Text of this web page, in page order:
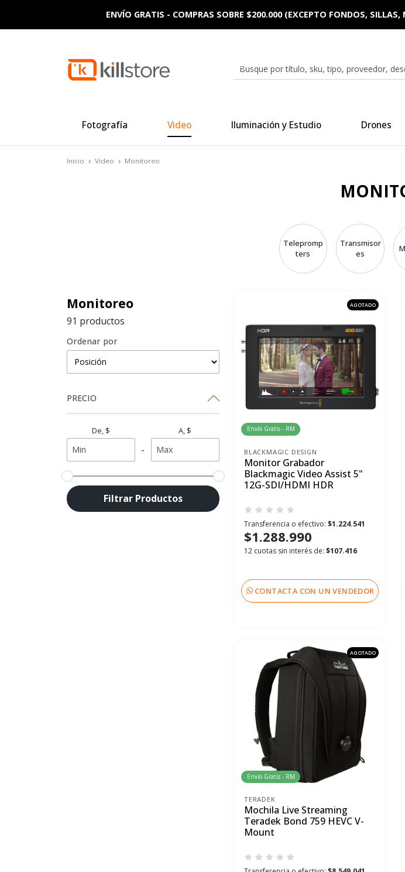
Fotografía Video Iluminación y Estudio Drones
ENVÍO GRATIS - COMPRAS SOBRE $200.000 (EXCEPTO FONDOS,
Inicio Video Monitoreo
Telepromp
ters
Transmisor
es
Monitoreo
91 productos
Ordenar por
PRECIO
De, $
-
A, $
Filtrar Productos
AGOTADO
Envío Gratis - RM
BLACKMAGIC DESIGN
Monitor Grabador
Blackmagic Video Assist 5"
12G-SDI/HDMI HDR
Transferencia o efectivo: $1.224.541
$1.288.990
12 cuotas sin interés de: $107.416
CONTACTA CON UN VENDEDOR
AGOTADO
Envío Gratis - RM
TERADEK
Mochila Live Streaming
Teradek Bond 759 HEVC V-
Mount